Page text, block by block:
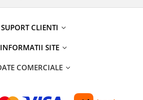
SUPORT CLIENTI
INFORMATII SITE
COMERCIALE